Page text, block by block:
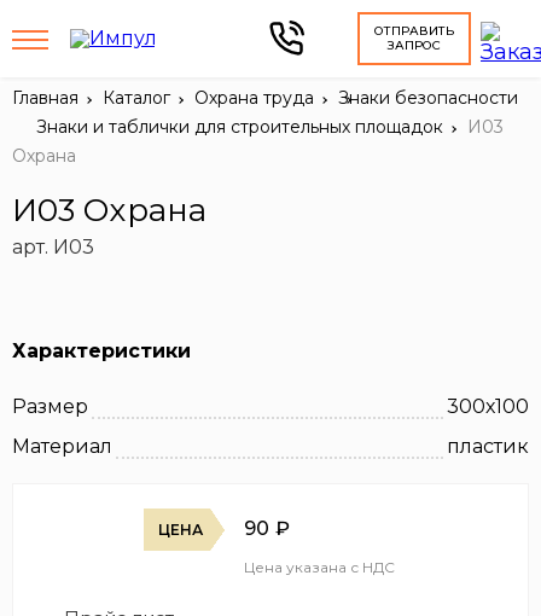
ОТПРАВИТЬ
ЗАПРОС
Главная Каталог Охрана труда
Знаки безопасности
Знаки и таблички для строительных площадок
И03
Охрана
И03 Охрана
арт. И03
Характеристики
Размер
300х100
Материал
пластик
ЦЕНА 90 ₽
Цена указана с НДС